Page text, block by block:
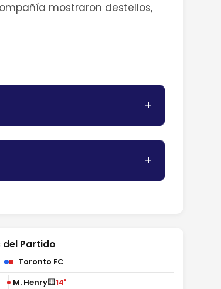
mostraron destellos,
del Partido
Toronto FC
M. Henry🟨14'